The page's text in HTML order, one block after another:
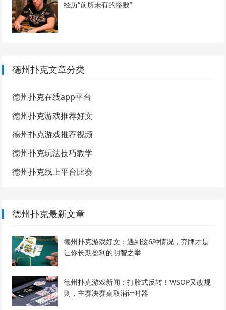
经历“前所未有的惨败”
德州扑克文章分类
德州扑克在线app平台
德州扑克游戏推荐好文
德州扑克游戏推荐视频
德州扑克玩法技巧教学
德州扑克线上平台比赛
德州扑克最新文章
德州扑克游戏好文：遇到这6种情况，弃牌才是
让你长期盈利的明智之举
德州扑克游戏新闻：打脸式反转！WSOP又改规
则，主赛决赛桌取消计时器